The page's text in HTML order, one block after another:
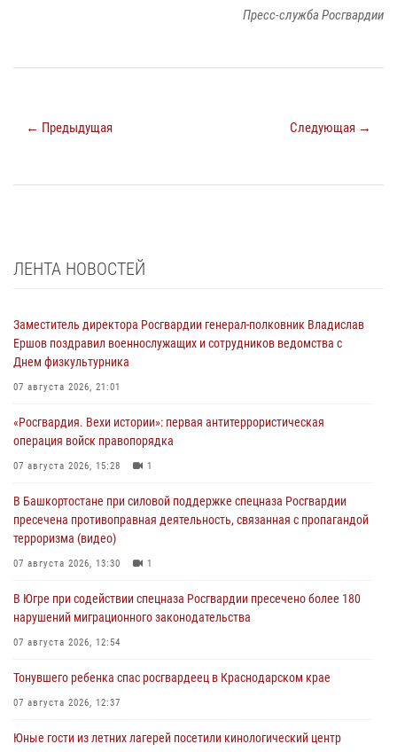
Пресс-служба Росгвардии
← Предыдущая Следующая →
ЛЕНТА НОВОСТЕЙ
Заместитель директора Росгвардии генерал-полковник Владислав
Ершов поздравил военнослужащих и сотрудников ведомства с
Днем физкультурника
07 августа 2026, 21:01
«Росгвардия. Вехи истории»: первая антитеррористическая
операция войск правопорядка
07 августа 2026, 15:28 1
В Башкортостане при силовой поддержке спецназа Росгвардии
пресечена противоправная деятельность, связанная с пропагандой
терроризма (видео)
07 августа 2026, 13:30 1
В Югре при содействии спецназа Росгвардии пресечено более 180
нарушений миграционного законодательства
07 августа 2026, 12:54
Тонувшего ребенка спас росгвардеец в Краснодарском крае
07 августа 2026, 12:37
Юные гости из летних лагерей посетили кинологический центр